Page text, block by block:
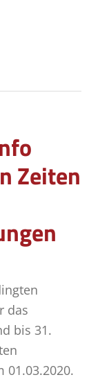
Zeiten
das
bis 31.
01.03.2020.